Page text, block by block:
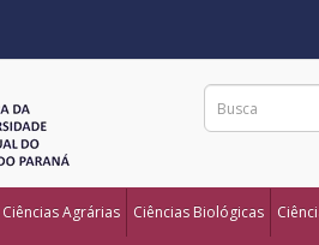
Ciências Agrárias Ciências Biológicas